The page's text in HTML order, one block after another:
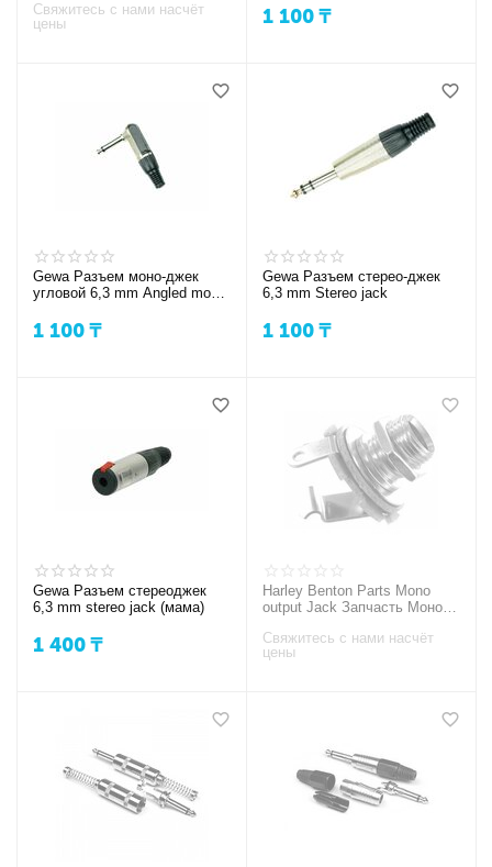
Свяжитесь с нами насчёт
цены
1 100₸
Gewa Разъем моно-джек
угловой 6,3 mm Angled mono
1 100₸
Gewa Разъем стерео-джек
6,3 mm Stereo jack
1 100₸
Gewa Разъем стереоджек
6,3 mm stereo jack (мама)
1 400₸
Harley Benton Parts Mono
output Jack Запчасть Моно
Свяжитесь с нами насчёт
цены